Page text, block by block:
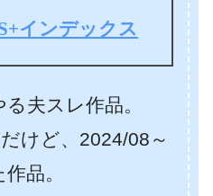
インデックス
夫スレ作品。
けど、2024/08～
品。